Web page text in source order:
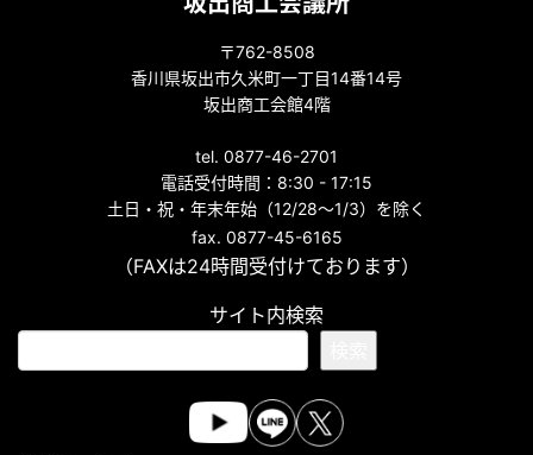
〒762-8508
香川県坂出市久米町一丁目14番14号
坂出商工会館4階
tel. 0877-46-2701
電話受付時間：8:30 - 17:15
土日・祝・年末年始（12/28～1/3）を除く
fax. 0877-45-6165
（FAXは24時間受付けております）
サイト内検索